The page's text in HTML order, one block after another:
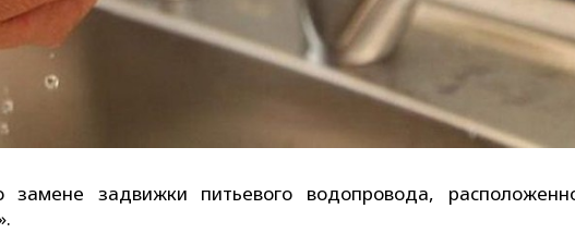
задвижки питьевого водопровода,